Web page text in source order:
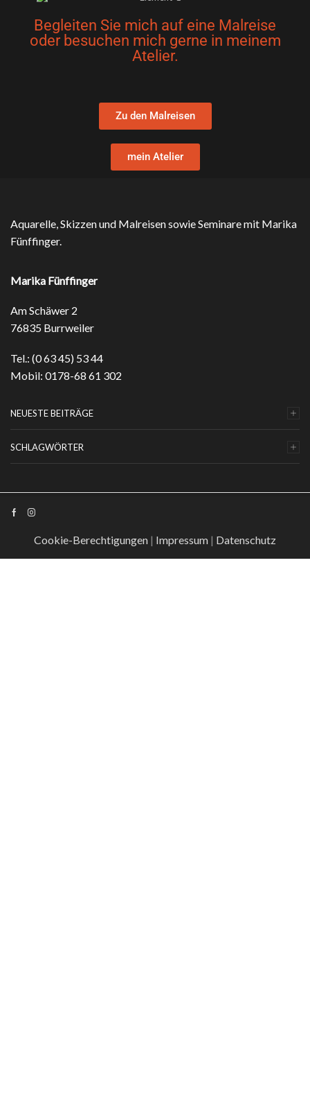
Begleiten Sie mich auf eine Malreise
oder besuchen mich gerne in meinem
Atelier.
Zu den Malreisen
mein Atelier
Aquarelle, Skizzen und Malreisen sowie Seminare mit Marika
Fünffinger.
Marika Fünffinger
Am Schäwer 2
76835 Burrweiler
Tel.: (0 63 45) 53 44
Mobil: 0178-68 61 302
NEUESTE BEITRÄGE
SCHLAGWÖRTER
Cookie-Berechtigungen | Impressum | Datenschutz